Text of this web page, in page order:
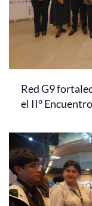
Red G9
el II°